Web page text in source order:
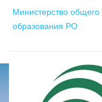
Министерство
образования РО